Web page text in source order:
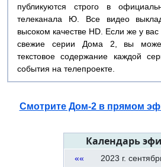
публикуются строго в
телеканала Ю. Все видео
высоком качестве HD. Если же у
свежие серии Дома 2, вы
текстовое содержание каждой
события на телепроекте.
Смотрите Дом-2 в прямом
Календарь
«« 2023 г.